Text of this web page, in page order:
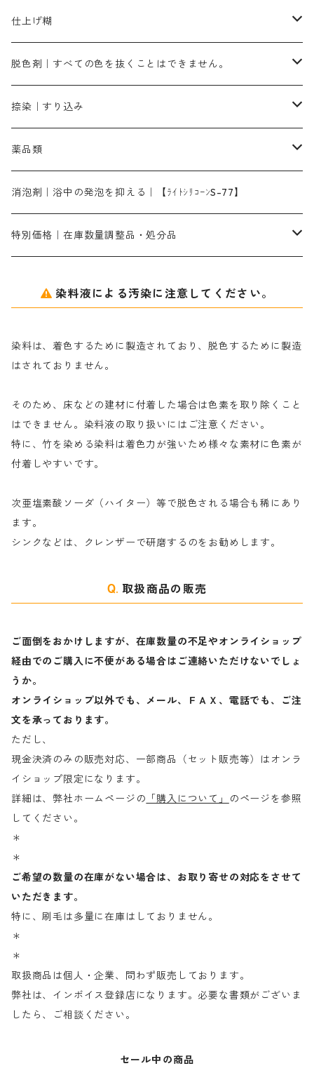
染料一覧ー500g入り
1kg
ピンクMB｜ピンク色
ローズMB｜鮮やかなピンク色）
スカイブルーMG｜緑みの空色
ターキスブルーHNG｜緑みの空色
ブロンHNR｜こげ茶色
ブラックMK（赤みの黒色）
ブラックMG（青みの黒色）
白色系（定番の色合い）
ネオホワイトR
片羽刷毛
ローケツ用筆ー10%off｜20本セットお取り寄せ品
有償サンプル品｜約20cm×27cm
洋型紙9番手｜中薄口｜約54cm×110cm
張木｜入荷待ち
伸子
型洗いブラシ
濃染処理剤｜ソルバックスPS－900
酢酸｜絹・羊毛・ナイロンに使用する
芒硝｜綿・麻の染色に使用する。
染料のムラ染め抑制剤（均染剤）
アゾリン200％｜綿・麻・絹・羊毛・ナイロンの染色
レオニールEHC｜反応染料用
染料の浸透剤
ソルバライトS-70｜各種繊維の浸し染めに使用可能
染料の定着向上剤
ライトフィックスAコンク｜綿・麻もしくは直接染料で染めた素材
シルクフィックス３A｜絹の染料定着向上剤
アルカリ剤｜反応染料用
ソーダ灰
染料溶解剤
セレナゾールPDN｜各種染料の染料溶解剤
ソーピング剤｜未定着の染料を除去すること
ネオポールB－300｜反応染料のソーピング剤
仕上げ剤｜柔軟・平滑剤
白場汚染防止剤
仕上げ糊
カルボキシメチルセルロース（CMC）
海藻系
たんぱく質系
化学糊（PVA）
防腐剤｜アルカリ性
脱色剤｜すべての色を抜くことはできません。
脱色剤
全体脱色｜ハイドロサルファイトコンク
部分脱色｜デグロリンSコンク
脱色助剤｜浸透・複色抑制剤
メイプロガムNP｜にじみ防止剤
アミラヂンD｜浸透・複色抑制剤
捺染｜すり込み
染料溶解剤｜染料の均一な浸透・吸着を補助する
捺染糊
メイプロガムNP（綿・麻・絹用｜直接・酸性・含金染料用）
白場汚染防止剤｜ソーピング剤｜水洗する際の再汚染防止剤
薬品類
ア行
カ行
ナ行
ハ行
マ行
消泡剤｜浴中の発泡を抑える｜【ﾗｲﾄｼﾘｺｰﾝS-77】
特別価格｜在庫数量調整品・処分品
粉末顔料
綿・麻を染める染料
絹・羊毛を染める染料
染料液による汚染に注意してください。
染料は、着色するために製造されており、脱色するために製造
はされておりません。
そのため、床などの建材に付着した場合は色素を取り除くこと
はできません。染料液の取り扱いにはご注意ください。
特に、竹を染める染料は着色力が強いため様々な素材に色素が
付着しやすいです。
次亜塩素酸ソーダ（ハイター）等で脱色される場合も稀にあり
ます。
シンクなどは、クレンザーで研磨するのをお勧めします。
取扱商品の販売
ご面倒をおかけしますが、在庫数量の不足やオンライショップ
経由でのご購入に不便がある場合はご連絡いただけないでしょ
うか。
オンライショップ以外でも、メール、ＦＡＸ、電話でも、ご注
文を承っております。
ただし、
現金決済のみの販売対応、一部商品（セット販売等）はオンラ
イショップ限定になります。
詳細は、弊社ホームページの 「購入について」
のページを参照
してください。
＊
＊
ご希望の数量の在庫がない場合は、お取り寄せの対応をさせて
いただきます。
特に、刷毛は多量に在庫はしておりません。
＊
＊
取扱商品は個人・企業、問わず販売しております。
弊社は、インボイス登録店になります。必要な書類がございま
したら、ご相談ください。
セール中の商品